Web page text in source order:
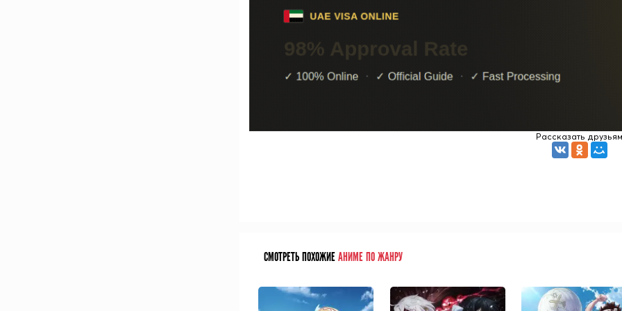
Рассказать друзьям
СМОТРЕТЬ ПОХОЖИЕАНИМЕ ПО ЖАНРУ